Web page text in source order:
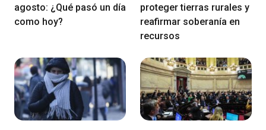
agosto: ¿Qué pasó un día
como hoy?
proteger tierras rurales y
reafirmar soberanía en
recursos